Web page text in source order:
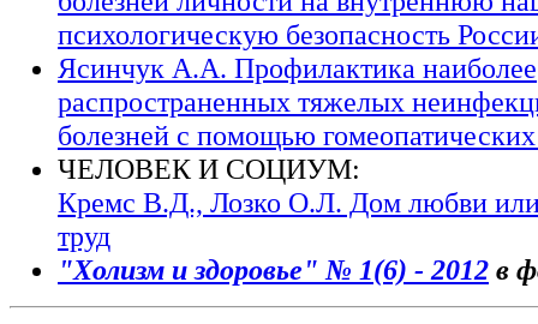
психологическую безопасность
Ясинчук А.А. Профилактика наиболее
распространенных тяжелых
болезней с помощью
ЧЕЛОВЕК И СОЦИУМ:
Кремс В.Д., Лозко О.Л. Дом любви
труд
"Холизм и здоровье" № 1(6) - 2012 в